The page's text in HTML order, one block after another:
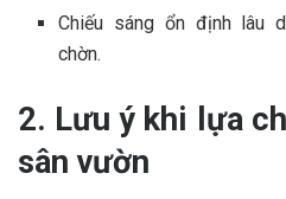
Chiếu sáng ổn định lâu
chờn.
2. Lưu ý khi lựa
sân vườn